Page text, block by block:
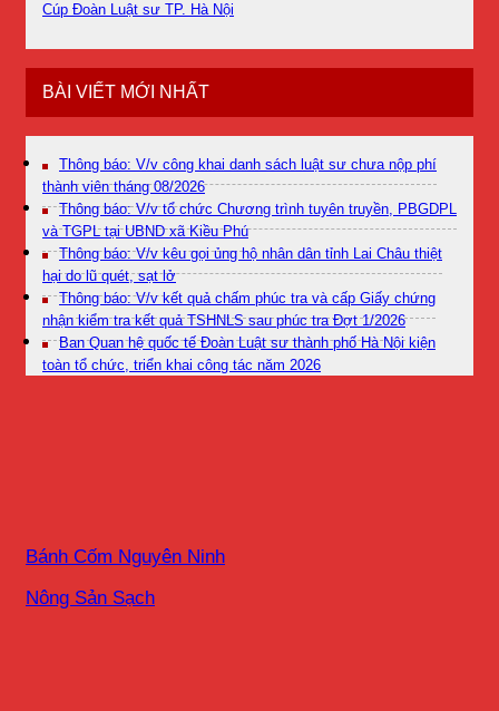
Cúp Đoàn Luật sư TP. Hà Nội
BÀI VIẾT MỚI NHẤT
Thông báo: V/v công khai danh sách luật sư chưa nộp phí
thành viên tháng 08/2026
Thông báo: V/v tổ chức Chương trình tuyên truyền, PBGDPL
và TGPL tại UBND xã Kiều Phú
Thông báo: V/v kêu gọi ủng hộ nhân dân tỉnh Lai Châu thiệt
hại do lũ quét, sạt lở
Thông báo: V/v kết quả chấm phúc tra và cấp Giấy chứng
nhận kiểm tra kết quả TSHNLS sau phúc tra Đợt 1/2026
Ban Quan hệ quốc tế Đoàn Luật sư thành phố Hà Nội kiện
toàn tổ chức, triển khai công tác năm 2026
Bánh Cốm Nguyên Ninh
Nông Sản Sạch